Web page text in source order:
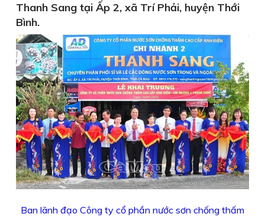
Thanh Sang tại Ấp 2, xã Trí Phải, huyện Thới
Bình.
Ban lãnh đạo Công ty cổ phần nước sơn chống thấm